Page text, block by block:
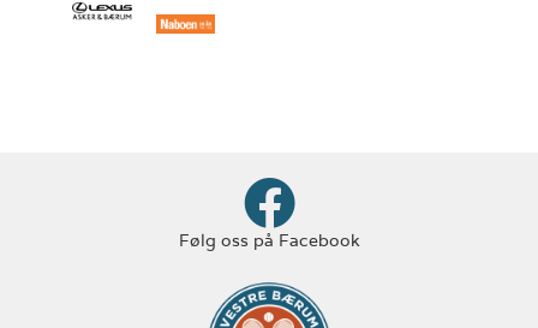
Følg oss på Facebook